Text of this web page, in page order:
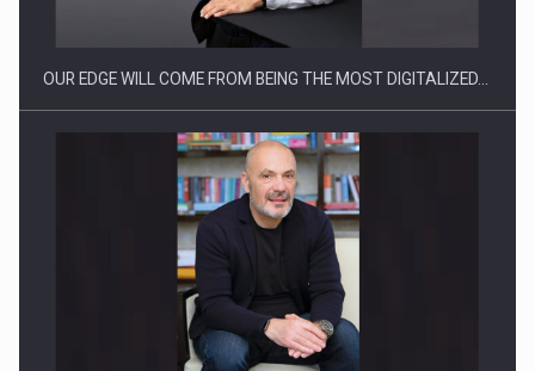
Cum invatam sa spunem nu intr-o cultura care pedepseste…
OUR EDGE WILL COME FROM BEING THE MOST DIGITALIZED…